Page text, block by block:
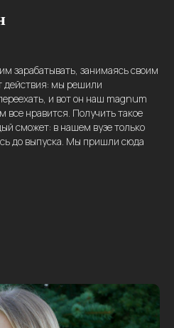
зарабатывать, занимаясь своим
действия: мы решили
и вот он наш magnum
нравится. Получить такое
сможет: в нашем вузе только
до выпуска. Мы пришли сюда